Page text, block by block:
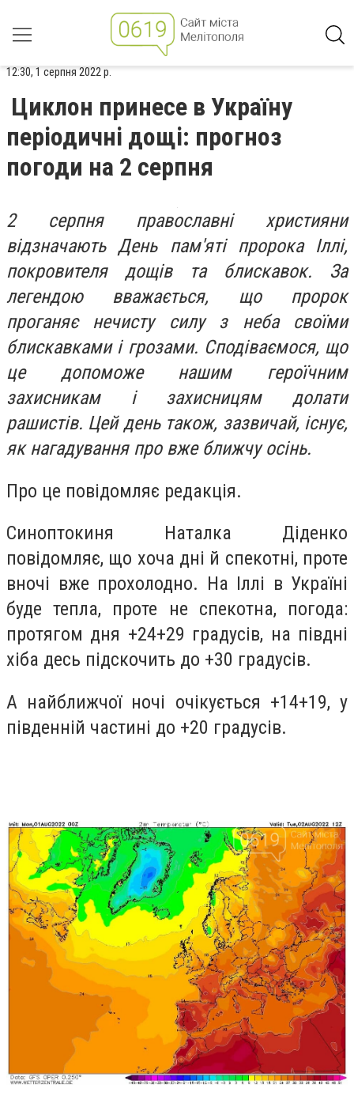
12:30, 1 серпня 2022 р.
Циклон принесе в Україну
періодичні дощі: прогноз
погоди на 2 серпня
2 серпня православні християни
відзначають День пам'яті пророка Іллі,
покровителя дощів та блискавок. За
легендою вважається, що пророк
проганяє нечисту силу з неба своїми
блискавками і грозами. Сподіваємося, що
це допоможе нашим героїчним
захисникам і захисницям долати
рашистів. Цей день також, зазвичай, існує,
як нагадування про вже ближчу осінь.
Про це повідомляє редакція.
Синоптокиня Наталка Діденко
повідомляє, що хоча дні й спекотні, проте
вночі вже прохолодно. На Іллі в Україні
буде тепла, проте не спекотна, погода:
протягом дня +24+29 градусів, на півдні
хіба десь підскочить до +30 градусів.
А найближчої ночі очікується +14+19, у
південній частині до +20 градусів.